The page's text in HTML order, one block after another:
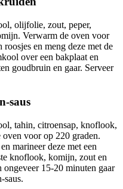
olijfolie, zout, peper,
Verwarm de oven voor
en meng deze met de
over een bakplaat en
goudbruin en gaar. Serveer
saus
tahin, citroensap, knoflook,
voor op 220 graden.
marineer deze met een
knoflook, komijn, zout en
15-20 minuten gaar
saus.